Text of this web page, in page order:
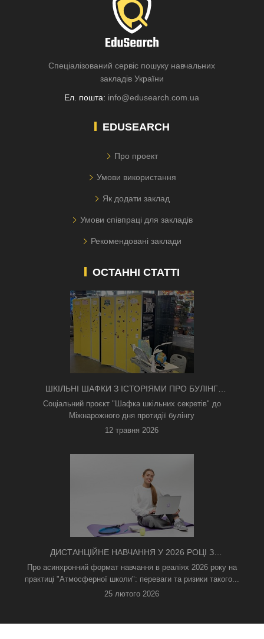
Спеціалізований сервіс пошуку навчальних
закладів України
Ел. пошта: info@edusearch.com.ua
EDUSEARCH
Про проект
Умови використання
Як додати заклад
Умови співпраці для закладів
Рекомендовані заклади
ОСТАННІ СТАТТІ
ШКІЛЬНІ ШАФКИ З ІСТОРІЯМИ ПРО БУЛІНГ
З'ЯВИЛИСЯ В КИЄВІ
Соціальний проєкт "Шафка шкільних секретів" до
Міжнарожного дня протидії булінгу
12 травня 2026
ДИСТАНЦІЙНЕ НАВЧАННЯ У 2026 РОЦІ З
ТРИВОГАМИ ТА БЕЗ СВІТЛА: ЯК АСИНХРОННИЙ
ФОРМАТ РЯТУЄ ОСВІТНІЙ ПРОЦЕС
Про асинхронний формат навчання в реаліях 2026 року на
практиці "Атмосферної школи": переваги та ризики такого...
25 лютого 2026